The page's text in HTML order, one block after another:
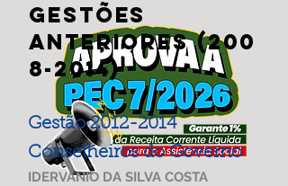
GESTÕES
ANTERIORES(200
8-2014)
Gestão2012-2014
Conselheiros do Governo
IDERVÂNIO DA SILVA COSTA